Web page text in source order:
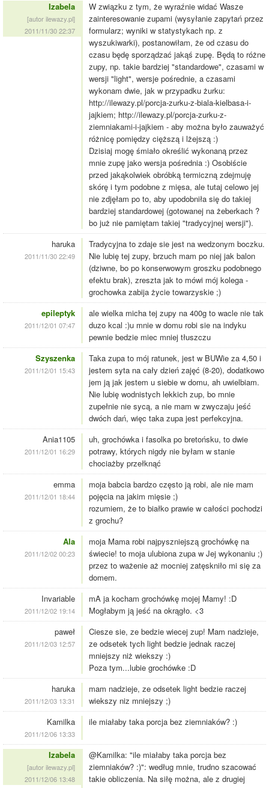
Izabela
[autor ilewazy.pl]
2011/11/30 22:37
W związku z tym, że wyraźnie widać Wasze
zainteresowanie zupami (wysyłanie zapytań przez
formularz; wyniki w statystykach np. z
wyszukiwarki), postanowiłam, że od czasu do
czasu będę sporządzać jakąś zupę. Będą to różne
zupy, np. takie bardziej "standardowe", czasami w
wersji "light", wersje pośrednie, a czasami
wykonam dwie, jak w przypadku żurku:
http://ilewazy.pl/porcja-zurku-z-biala-kielbasa-i-
jajkiem; http://ilewazy.pl/porcja-zurku-z-
ziemniakami-i-jajkiem - aby można było zauważyć
różnicę pomiędzy cięższą i lżejszą :)
Dzisiaj mogę śmiało określić wykonaną przez
mnie zupę jako wersja pośrednia :) Osobiście
przed jakąkolwiek obróbką termiczną zdejmuję
skórę i tym podobne z mięsa, ale tutaj celowo jej
nie zdjęłam po to, aby upodobniła się do takiej
bardziej standardowej (gotowanej na żeberkach ?
bo już nie pamiętam takiej "tradycyjnej wersji").
haruka
2011/11/30 22:49
Tradycyjna to zdaje sie jest na wedzonym boczku.
Nie lubię tej zupy, brzuch mam po niej jak balon
(dziwne, bo po konserwowym groszku podobnego
efektu brak), zreszta jak to mówi mój kolega -
grochowka zabija życie towarzyskie ;)
epileptyk
2011/12/01 07:47
ale wielka micha tej zupy na 400g to wacle nie tak
duzo kcal :)u mnie w domu robi sie na indyku
pewnie bedzie miec mniej tłuszczu
Szyszenka
2011/12/01 15:43
Taka zupa to mój ratunek, jest w BUWie za 4,50 i
jestem syta na cały dzień zajęć (8-20), dodatkowo
jem ją jak jestem u siebie w domu, ah uwielbiam.
Nie lubię wodnistych lekkich zup, bo mnie
zupełnie nie sycą, a nie mam w zwyczaju jeść
dwóch dań, więc taka zupa jest perfekcyjna.
Ania1105
2011/12/01 16:29
uh, grochówka i fasolka po bretońsku, to dwie
potrawy, których nigdy nie byłam w stanie
chociażby przełknąć
emma
2011/12/01 18:44
moja babcia bardzo często ją robi, ale nie mam
pojęcia na jakim mięsie ;)
rozumiem, że to białko prawie w całości pochodzi
z grochu?
Ala
2011/12/02 00:23
moja Mama robi najpyszniejszą grochówkę na
świecie! to moja ulubiona zupa w Jej wykonaniu ;)
przez to ważenie aż mocniej zatęskniło mi się za
domem.
Invariable
2011/12/02 19:14
mA ja kocham grochówkę mojej Mamy! :D
Mogłabym ją jeść na okrągło. <3
paweł
2011/12/03 12:57
Ciesze sie, ze bedzie wiecej zup! Mam nadzieje,
ze odsetek tych light bedzie jednak raczej
mniejszy niż wiekszy :)
Poza tym...lubie grochówke :D
haruka
2011/12/03 13:31
mam nadzieje, ze odsetek light bedzie raczej
wiekszy niz mniejszy ;)
Kamilka
2011/12/06 13:33
ile miałaby taka porcja bez ziemniaków? :)
Izabela
[autor ilewazy.pl]
2011/12/06 13:48
@Kamilka: "ile miałaby taka porcja bez
ziemniaków? :)": według mnie, trudno szacować
takie obliczenia. Na siłę można, ale z drugiej